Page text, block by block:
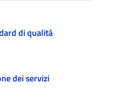
di qualità
dei servizi